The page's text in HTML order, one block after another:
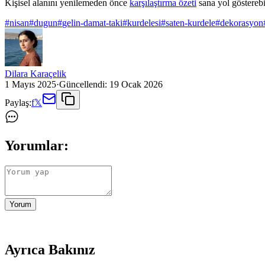
Kişisel alanını yenilemeden önce karşılaştırma özeti sana yol
#nisan#dugun#gelin-damat-taki#kurdelesi#saten-kurdele#dekorasyon
Dilara Karaçelik
1 Mayıs 2025·Güncellendi: 19 Ocak 2026
Paylaş:f𝕏
Yorumlar:
Yorum
Ayrıca Bakınız